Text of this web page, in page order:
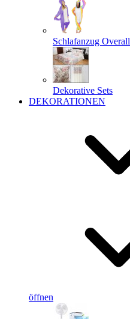
Schlafanzug Overall
Dekorative Sets
DEKORATIONEN
öffnen